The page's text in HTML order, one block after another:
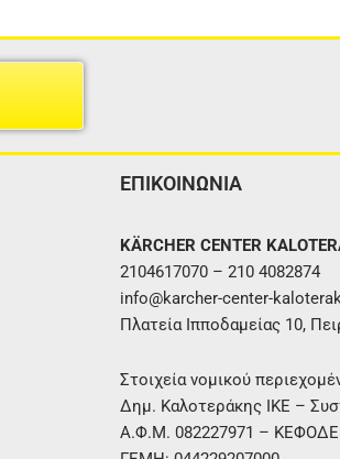
ΕΠΙΚΟΙΝΩΝΙΑ
KÄRCHER CENTER
2104617070 – 210 4082874
info@karcher-center-
Πλατεία Ιπποδαμείας 10,
Στοιχεία νομικού
Δημ. Καλοτεράκης ΙΚΕ –
Α.Φ.Μ. 082227971 –